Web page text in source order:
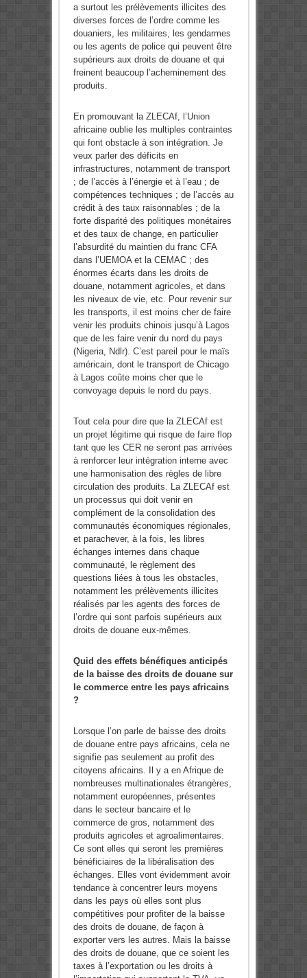
a surtout les prélèvements illicites des
diverses forces de l’ordre comme les
douaniers, les militaires, les gendarmes
ou les agents de police qui peuvent être
supérieurs aux droits de douane et qui
freinent beaucoup l’acheminement des
produits.
En promouvant la ZLECAf, l’Union
africaine oublie les multiples contraintes
qui font obstacle à son intégration. Je
veux parler des déficits en
infrastructures, notamment de transport
; de l’accès à l’énergie et à l’eau ; de
compétences techniques ; de l’accès au
crédit à des taux raisonnables ; de la
forte disparité des politiques monétaires
et des taux de change, en particulier
l’absurdité du maintien du franc CFA
dans l’UEMOA et la CEMAC ; des
énormes écarts dans les droits de
douane, notamment agricoles, et dans
les niveaux de vie, etc. Pour revenir sur
les transports, il est moins cher de faire
venir les produits chinois jusqu’à Lagos
que de les faire venir du nord du pays
(Nigeria, Ndlr). C’est pareil pour le maïs
américain, dont le transport de Chicago
à Lagos coûte moins cher que le
convoyage depuis le nord du pays.
Tout cela pour dire que la ZLECAf est
un projet légitime qui risque de faire flop
tant que les CER ne seront pas arrivées
à renforcer leur intégration interne avec
une harmonisation des règles de libre
circulation des produits. La ZLECAf est
un processus qui doit venir en
complément de la consolidation des
communautés économiques régionales,
et parachever, à la fois, les libres
échanges internes dans chaque
communauté, le règlement des
questions liées à tous les obstacles,
notamment les prélèvements illicites
réalisés par les agents des forces de
l’ordre qui sont parfois supérieurs aux
droits de douane eux-mêmes.
Quid des effets bénéfiques anticipés
de la baisse des droits de douane sur
le commerce entre les pays africains
?
Lorsque l’on parle de baisse des droits
de douane entre pays africains, cela ne
signifie pas seulement au profit des
citoyens africains. Il y a en Afrique de
nombreuses multinationales étrangères,
notamment européennes, présentes
dans le secteur bancaire et le
commerce de gros, notamment des
produits agricoles et agroalimentaires.
Ce sont elles qui seront les premières
bénéficiaires de la libéralisation des
échanges. Elles vont évidemment avoir
tendance à concentrer leurs moyens
dans les pays où elles sont plus
compétitives pour profiter de la baisse
des droits de douane, de façon à
exporter vers les autres. Mais la baisse
des droits de douane, que ce soient les
taxes à l’exportation ou les droits à